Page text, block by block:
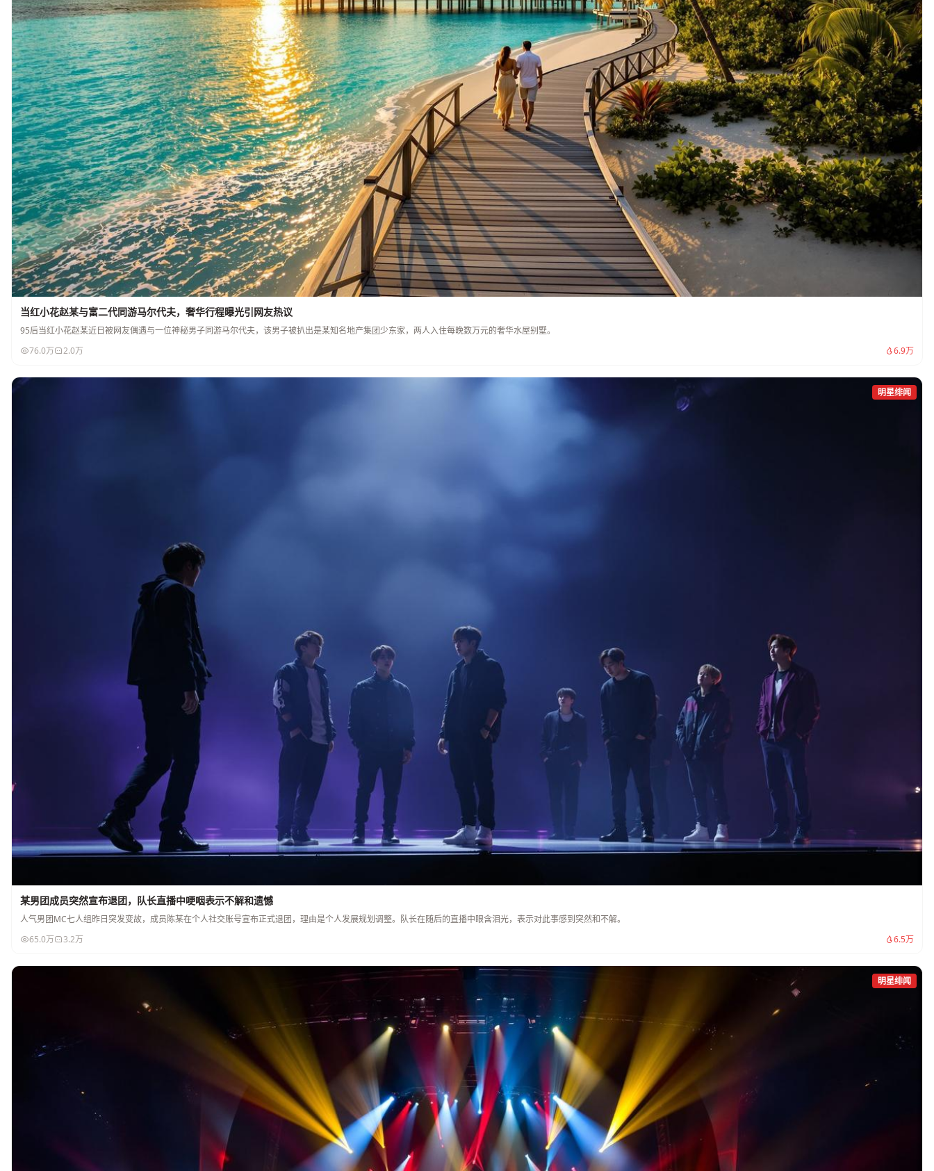
当红小花赵某与富二代同游马尔代夫，奢华行程曝光引网友热议
95后当红小花赵某近日被网友偶遇与一位神秘男子同游马尔代夫，该男子被扒出是某知名地产集团少东家，两人入住每晚数万元的奢华水屋别墅。
76.0万
2.0万 6.9万
明星绯闻
某男团成员突然宣布退团，队长直播中哽咽表示不解和遗憾
人气男团MC七人组昨日突发变故，成员陈某在个人社交账号宣布正式退团，理由是个人发展规划调整。队长在随后的直播中眼含泪光，表示对此事感到突然和不解。
65.0万
3.2万 6.5万
明星绯闻